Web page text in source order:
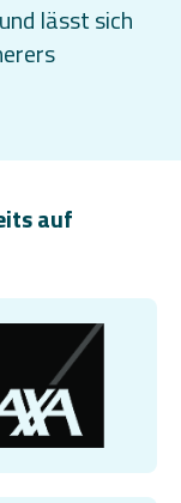
lässt sich
auf